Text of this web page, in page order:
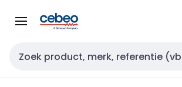
naar
naar
Zoekveld invoer